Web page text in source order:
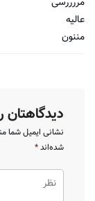
عالیه
مننون
دیدگاهتان
نشانی ایمیل شما
شده‌اند*